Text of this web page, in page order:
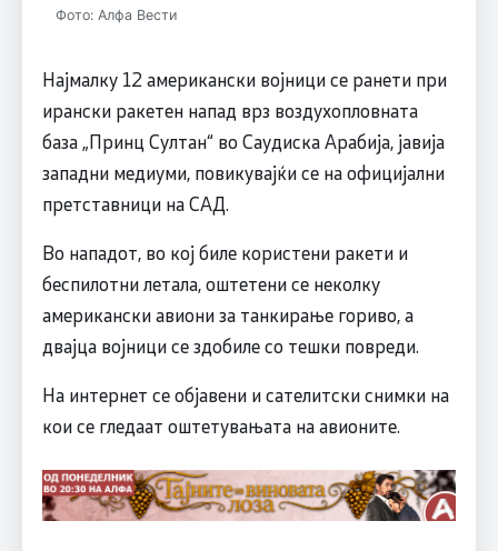
Фото: Алфа Вести
Најмалку 12 американски војници се ранети при
ирански ракетен напад врз воздухопловната
база „Принц Султан“ во Саудиска Арабија, јавија
западни медиуми, повикувајќи се на официјални
претставници на САД.
Во нападот, во кој биле користени ракети и
беспилотни летала, оштетени се неколку
американски авиони за танкирање гориво, а
двајца војници се здобиле со тешки повреди.
На интернет се објавени и сателитски снимки на
кои се гледаат оштетувањата на авионите.